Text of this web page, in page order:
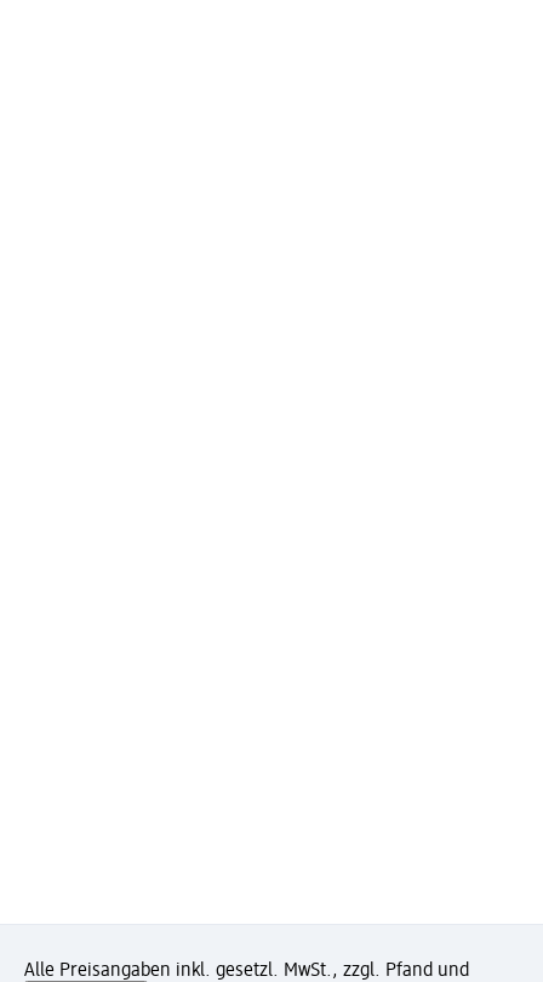
Alle Preisangaben inkl. gesetzl. MwSt., zzgl. Pfand und